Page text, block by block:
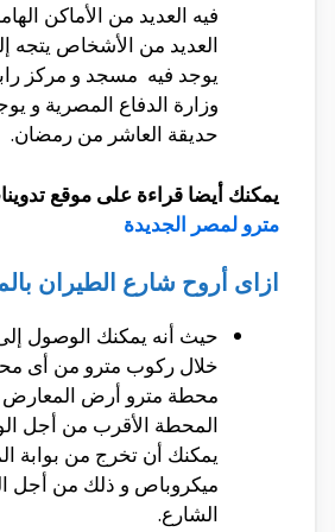
فيه العديد من الأماكن
العديد من الأشخاص يتجه
يوجد فيه مسجد و مركز
وزارة الدفاع المصرية و
حديقة العاشر من رمضان.
يمكنك أيضا قراءة على موقع
مترو لمصر الجديدة
ازاى أروح شارع الطيران
حيث أنه يمكنك الوصول
خلال ركوب مترو من أى
محطة مترو أرض المعارض و
المحطة الأقرب من أجل
يمكنك أن تخرج من بوابة
ميكروباص و ذلك من أجل
الشارع.